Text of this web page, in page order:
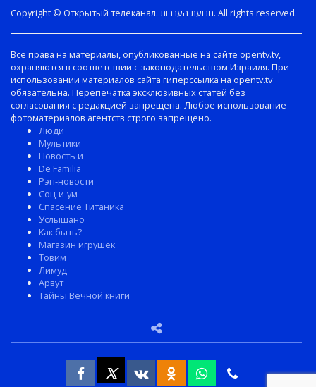
Copyright © Открытый телеканал. תנועת הערבות. All rights reserved.
Все права на материалы, опубликованные на сайте opentv.tv,
охраняются в соответствии с законодательством Израиля. При
использовании материалов сайта гиперссылка на opentv.tv
обязательна. Перепечатка эксклюзивных статей без
согласования с редакцией запрещена. Любое использование
фотоматериалов агентств строго запрещено.
Люди
Мультики
Новость и
De Familia
Рэп-новости
Соц-и-ум
Спасение Титаника
Услышано
Как быть?
Магазин игрушек
Товим
Лимуд
Арвут
Тайны Вечной книги